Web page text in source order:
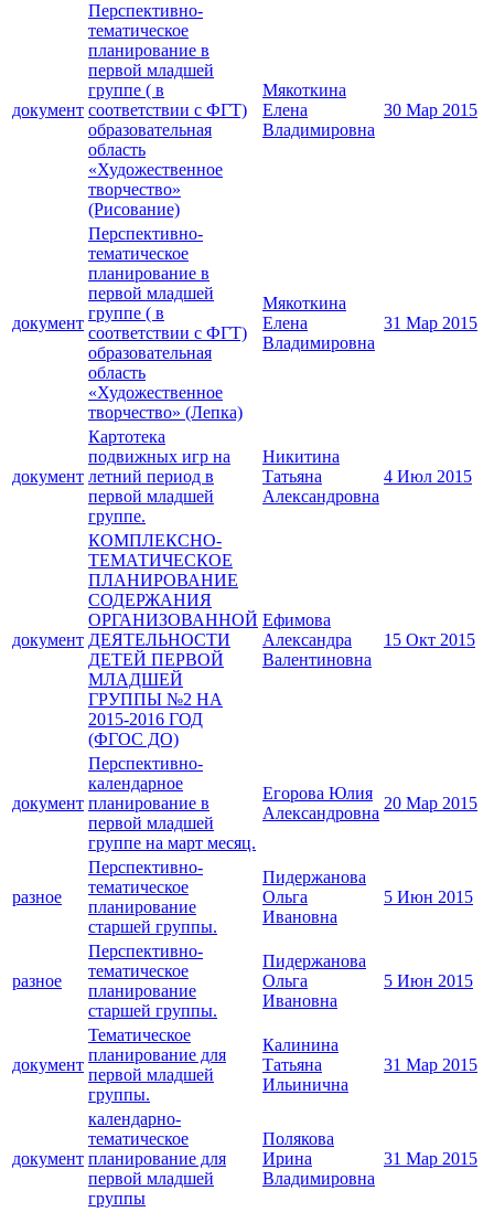
документ
Перспективно-
тематическое
планирование в
первой младшей
группе ( в
соответствии с ФГТ)
образовательная
область
«Художественное
творчество»
(Рисование)
Мякоткина
Елена
Владимировна
30 Мар 2015
документ
Перспективно-
тематическое
планирование в
первой младшей
группе ( в
соответствии с ФГТ)
образовательная
область
«Художественное
творчество» (Лепка)
Мякоткина
Елена
Владимировна
31 Мар 2015
документ
Картотека
подвижных игр на
летний период в
первой младшей
группе.
Никитина
Татьяна
Александровна
4 Июл 2015
документ
КОМПЛЕКСНО-
ТЕМАТИЧЕСКОЕ
ПЛАНИРОВАНИЕ
СОДЕРЖАНИЯ
ОРГАНИЗОВАННОЙ
ДЕЯТЕЛЬНОСТИ
ДЕТЕЙ ПЕРВОЙ
МЛАДШЕЙ
ГРУППЫ №2 НА
2015-2016 ГОД
(ФГОС ДО)
Ефимова
Александра
Валентиновна
15 Окт 2015
документ
Перспективно-
календарное
планирование в
первой младшей
группе на март месяц.
Егорова Юлия
Александровна
20 Мар 2015
разное
Перспективно-
тематическое
планирование
старшей группы.
Пидержанова
Ольга
Ивановна
5 Июн 2015
разное
Перспективно-
тематическое
планирование
старшей группы.
Пидержанова
Ольга
Ивановна
5 Июн 2015
документ
Тематическое
планирование для
первой младшей
группы.
Калинина
Татьяна
Ильинична
31 Мар 2015
документ
календарно-
тематическое
планирование для
первой младшей
группы
Полякова
Ирина
Владимировна
31 Мар 2015